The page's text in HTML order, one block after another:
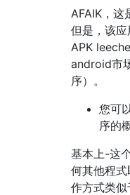
AFAIK，这
但是，该
APK
android市
序）。
您可
序的
基本上-这
何其他程
作方式类似